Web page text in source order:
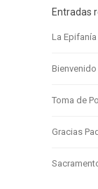
Entradas
La
Toma de
Gracias